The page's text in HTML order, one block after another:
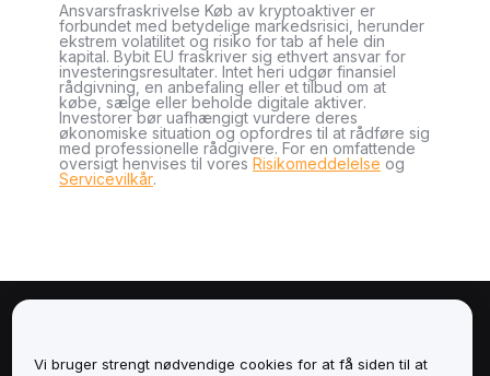
Ansvarsfraskrivelse Køb av kryptoaktiver er
forbundet med betydelige markedsrisici, herunder
ekstrem volatilitet og risiko for tab af hele din
kapital. Bybit EU fraskriver sig ethvert ansvar for
investeringsresultater. Intet heri udgør finansiel
rådgivning, en anbefaling eller et tilbud om at
købe, sælge eller beholde digitale aktiver.
Investorer bør uafhængigt vurdere deres
økonomiske situation og opfordres til at rådføre sig
med professionelle rådgivere. For en omfattende
oversigt henvises til vores Risikomeddelelse og
Servicevilkår.
Vi bruger strengt nødvendige cookies for at få siden til at